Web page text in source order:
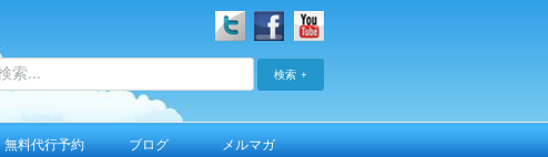
検索
無料代行予約 ブログ メルマガ